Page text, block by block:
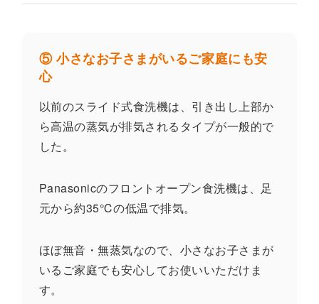
⑤ 小さなお子さまがいるご家庭にも安
心
以前のスライド式食洗機は、引き出し上部か
ら高温の蒸気が排気されるタイプが一般的で
した。
Panasonicのフロントオープン食洗機は、足
元から約35℃の低温で排気。
ほぼ無音・無蒸気なので、小さなお子さまが
いるご家庭でも安心してお使いいただけま
す。